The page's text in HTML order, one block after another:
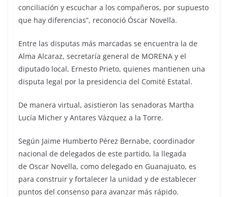
conciliación y escuchar a los compañeros, por supuesto
que hay diferencias”, reconoció Óscar Novella.
Entre las disputas más marcadas se encuentra la de
Alma Alcaraz, secretaría general de MORENA y el
diputado local, Ernesto Prieto, quienes mantienen una
disputa legal por la presidencia del Comité Estatal.
De manera virtual, asistieron las senadoras Martha
Lucía Micher y Antares Vázquez a la Torre.
Según Jaime Humberto Pérez Bernabe, coordinador
nacional de delegados de este partido, la llegada
de Oscar Novella, como delegado en Guanajuato, es
para construir y fortalecer la unidad y de establecer
puntos del consenso para avanzar más rápido.